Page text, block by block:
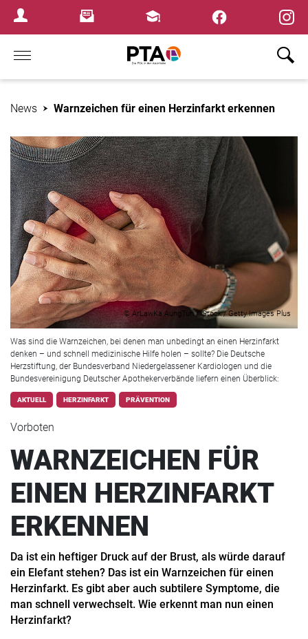
Login MenuNewsletterFortbildungen
Home
News Warnzeichen für einen Herzinfarkt erkennen
© ArLawKa AungTun / iStock / Getty Images Plus
Was sind die Warnzeichen, bei denen man unbedingt an einen Herzinfarkt
denken – und schnell medizinische Hilfe holen – sollte? Die Deutsche
Herzstiftung, der Bundesverband Niedergelassener Kardiologen und die
Bundesvereinigung Deutscher Apothekerverbände liefern einen Überblick:
AKTUELL HERZINFARKT PRÄVENTION
Vorboten
WARNZEICHEN FÜR
EINEN HERZINFARKT
ERKENNEN
Da ist ein heftiger Druck auf der Brust, als würde darauf
ein Elefant stehen? Das ist ein Warnzeichen für einen
Herzinfarkt. Es gibt aber auch subtilere Symptome, die
man schnell verwechselt. Wie erkennt man nun einen
Herzinfarkt?
×